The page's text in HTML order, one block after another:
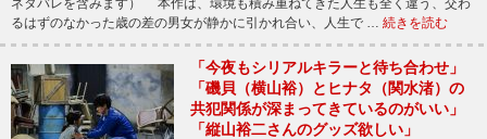
るはずのなかった歳の差の男女が静かに引かれ合い、人生で … 続きを読む
「今夜もシリアルキラーと待ち合わせ」
「磯貝（横山裕）とヒナタ（関水渚）の
共犯関係が深まってきているのがいい」
「縦山裕二さんのグッズ欲しい」